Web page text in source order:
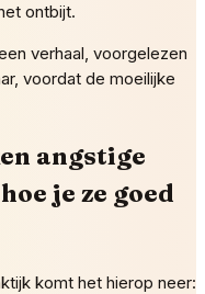
ontbijt.
verhaal, voorgelezen
voordat de moeilijke
angstige
je ze goed
komt het hierop neer: